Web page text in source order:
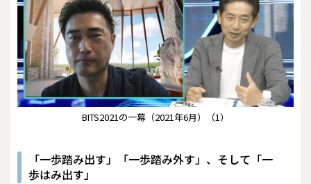
BITS2021の一幕（2021年6月）（1）
「一歩踏み出す」「一歩踏み外す」、そして「一
歩はみ出す」